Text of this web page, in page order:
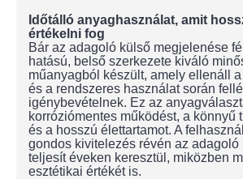
Időtálló anyaghasználat, amit
értékelni fog
Bár az adagoló külső megjelenése
hatású, belső szerkezete kiváló
műanyagból készült, amely ellenáll
és a rendszeres használat során
igénybevételnek. Ez az
korróziómentes működést, a könnyű
és a hosszú élettartamot. A
gondos kivitelezés révén az adagoló
teljesít éveken keresztül, miközben
esztétikai értékét is.